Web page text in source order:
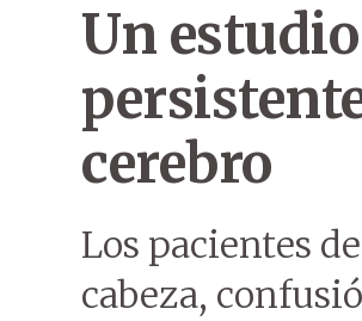
Un
cerebro
Los pacientes
cabeza,